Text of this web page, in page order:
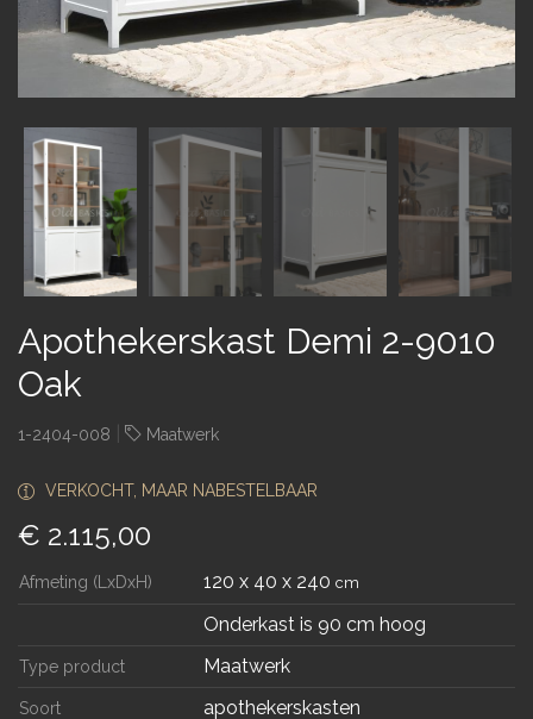
Apothekerskast Demi 2-9010
Oak
1-2404-008 Maatwerk
VERKOCHT, MAAR NABESTELBAAR
€ 2.115,00
Afmeting (LxDxH) 120 x 40 x 240 cm
Onderkast is 90 cm hoog
Type product Maatwerk
Soort apothekerskasten